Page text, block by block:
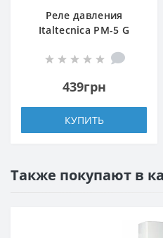
Реле давления
Italtecnica PM-5 G
439грн
КУПИТЬ
Также покупают в